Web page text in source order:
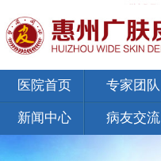
医院首页 专家团队
新闻中心 病友交流